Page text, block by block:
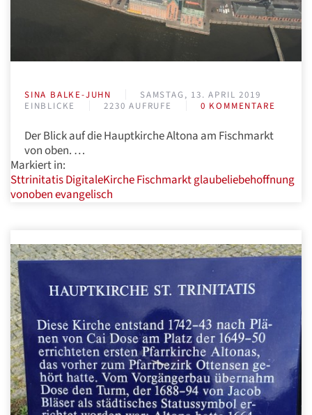
SINA BALKE-JUHN
SAMSTAG, 13. APRIL 2019
EINBLICKE
2230 AUFRUFE 0 KOMMENTARE
Der Blick auf die Hauptkirche Altona am Fischmarkt
von oben. …
Markiert in:
SttrinitatisDigitaleKircheFischmarktglaubeliebehoffnung
vonobenevangelisch